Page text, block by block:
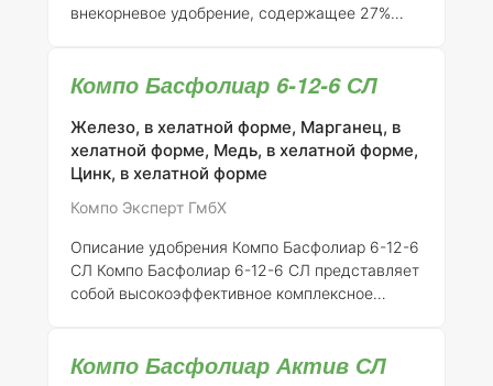
внекорневое удобрение, содержащее 27%
хелатируются с помощью ЭДТА. Это
усвоения удобрения растениями и
эффективное действие на их листву. Одним
из ключевых преимуществ данного продукта
является его совместимость с наиболее
распространёнными пестицидами, что делает
его удобным в использовании в комплексных
агрономических мероприятиях. ###
Рекомендации по транспорти
Компо Басфолиар 6-12-6 СЛ
Железо, в хелатной форме, Марганец, в
хелатной форме, Медь, в хелатной форме,
Цинк, в хелатной форме
Компо Эксперт ГмбХ
Описание удобрения Компо Басфолиар 6-12-6
СЛ
собой высокоэффективное комплексное
включая зерновые, зернобобовые,
Компо Басфолиар Актив СЛ